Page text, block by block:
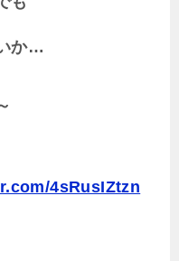
か…
4sRusIZtzn